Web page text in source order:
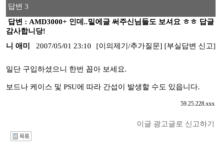
답변 3
답변 : AMD3000+ 인데..밑에글 써주신님들도 보셔요 ㅎㅎ 답글
감사합니당!
니 애미
2007/05/01 23:10 [이의제기/추가질문] [부실답변 신고]
일단 구입하셨으니 한번 꼽아 보세요.
보드나 케이스 및 PSU에 따라 간섭이 발생할 수도 있읍니다.
59.25.228.xxx
이글 광고글로 신고하기